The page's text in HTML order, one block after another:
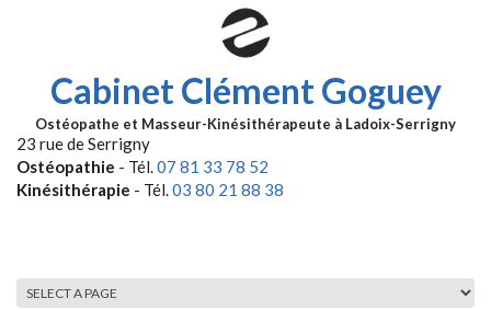
Cabinet Clément Goguey
Ostéopathe et Masseur-Kinésithérapeute à Ladoix-Serrigny
23 rue de Serrigny
Ostéopathie - Tél.07 81 33 78 52
Kinésithérapie - Tél.03 80 21 88 38